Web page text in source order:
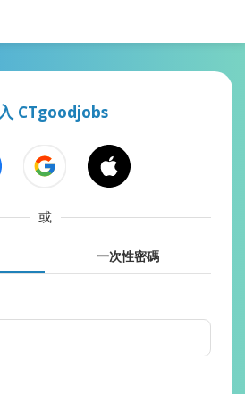
CTgoodjobs
或
一次性密碼